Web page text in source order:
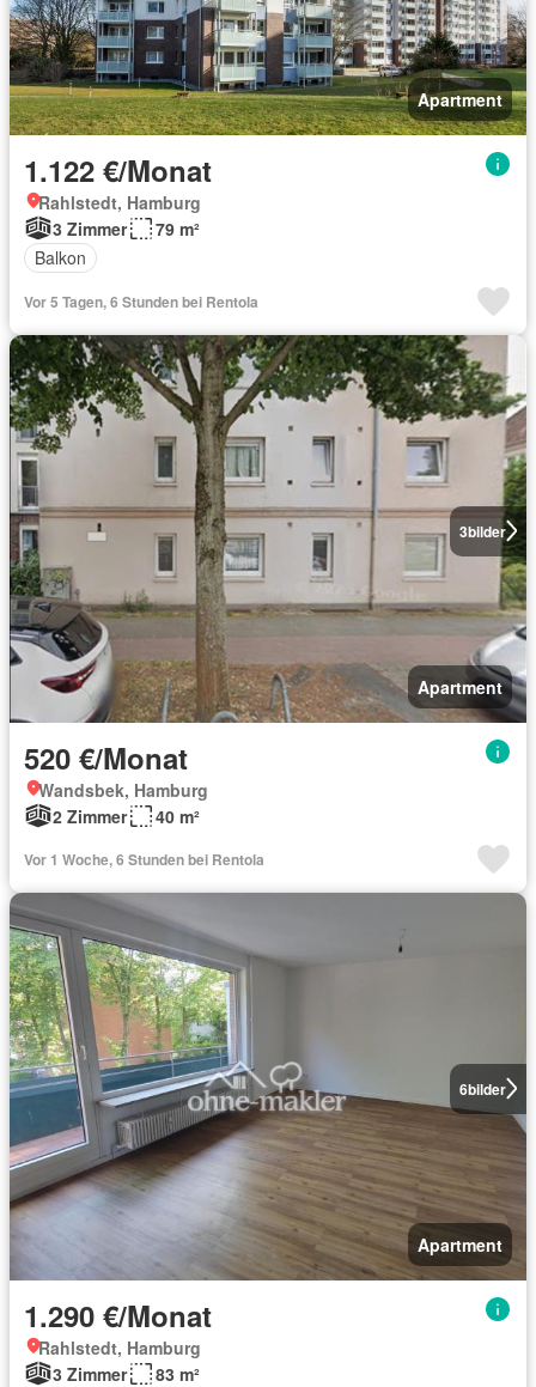
Apartment
1.122 €/Monat
Rahlstedt, Hamburg
3 Zimmer
79 m²
Balkon
Vor 5 Tagen, 6 Stunden bei Rentola
3bilder
Apartment
520 €/Monat
Wandsbek, Hamburg
2 Zimmer
40 m²
Vor 1 Woche, 6 Stunden bei Rentola
6bilder
Apartment
1.290 €/Monat
Rahlstedt, Hamburg
3 Zimmer
83 m²